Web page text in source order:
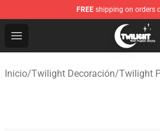
FREE shipping on orders
Open menu
Twilight Store - Official
Inicio/Twilight Decoración/Twilight